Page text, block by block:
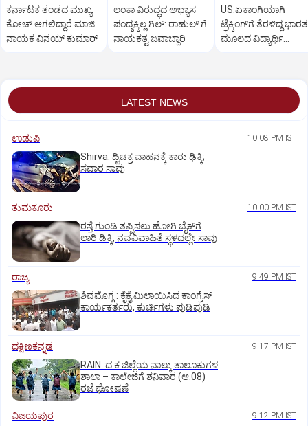
ಕರ್ನಾಟಕ ತಂಡದ ಮುಖ್ಯ
ಕೋಚ್‌ ಆಗಲಿದ್ದಾರೆ ಮಾಜಿ
ನಾಯಕ ವಿನಯ್‌ ಕುಮಾರ್
ಲಂಕಾ ವಿರುದ್ಧದ ಅಭ್ಯಾಸ
ಪಂದ್ಯಕ್ಕಿಲ್ಲ ಗಿಲ್:‌ ರಾಹುಲ್‌ ಗೆ
ನಾಯಕತ್ವ ಜವಾಬ್ದಾರಿ
US:ಏಕಾಂಗಿಯಾಗಿ
ಟ್ರೆಕ್ಕಿಂಗ್‌ಗೆ ತೆರಳಿದ್ದ ಭಾರತ
ಮೂಲದ ವಿದ್ಯಾರ್ಥಿ
LATEST NEWS
ಉಡುಪಿ 10:08 PM IST
Shirva: ದ್ವಿಚಕ್ರ ವಾಹನಕ್ಕೆ ಕಾರು ಢಿಕ್ಕಿ;
ಸವಾರ ಸಾವು
ತುಮಕೂರು 10:00 PM IST
ರಸ್ತೆ ಗುಂಡಿ ತಪ್ಪಿಸಲು ಹೋಗಿ ಬೈಕ್‌ಗೆ
ಲಾರಿ ಡಿಕ್ಕಿ, ನವವಿವಾಹಿತೆ ಸ್ಥಳದಲ್ಲೇ ಸಾವು
ರಾಜ್ಯ 9:49 PM IST
ಶಿವಮೊಗ್ಗ : ಕೈಕೈ ಮಿಲಾಯಿಸಿದ ಕಾಂಗ್ರೆಸ್
ಕಾರ್ಯಕರ್ತರು, ಕುರ್ಚಿಗಳು ಪುಡಿಪುಡಿ
ದಕ್ಷಿಣಕನ್ನಡ 9:17 PM IST
RAIN: ದ.ಕ ಜಿಲ್ಲೆಯ ನಾಲ್ಕು ತಾಲೂಕುಗಳ
ಶಾಲಾ – ಕಾಲೇಜಿಗೆ ಶನಿವಾರ (ಆ.08)
ರಜೆ ಘೋಷಣೆ
ವಿಜಯಪುರ 9:12 PM IST